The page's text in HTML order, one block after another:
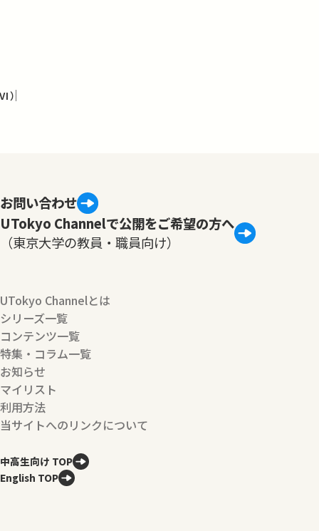
）
お問い合わせ
UTokyo Channelで公開をご希望の方へ
（東京大学の教員・職員向け）
UTokyo Channelとは
シリーズ一覧
コンテンツ一覧
特集・コラム一覧
お知らせ
マイリスト
利用方法
当サイトへのリンクについて
中高生向け TOP
English TOP